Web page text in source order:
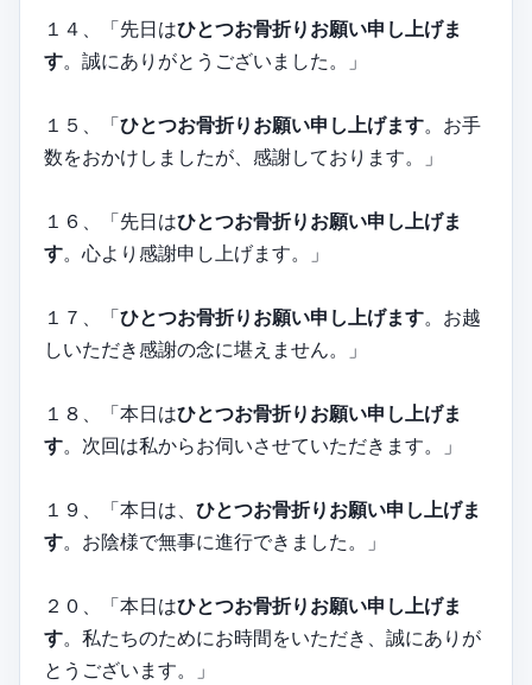
１４、「先日はひとつお骨折りお願い申し上げま
す。誠にありがとうございました。」
１５、「ひとつお骨折りお願い申し上げます。お手
数をおかけしましたが、感謝しております。」
１６、「先日はひとつお骨折りお願い申し上げま
す。心より感謝申し上げます。」
１７、「ひとつお骨折りお願い申し上げます。お越
しいただき感謝の念に堪えません。」
１８、「本日はひとつお骨折りお願い申し上げま
す。次回は私からお伺いさせていただきます。」
１９、「本日は、 ひとつお骨折りお願い申し上げま
す。お陰様で無事に進行できました。」
２０、「本日はひとつお骨折りお願い申し上げま
す。私たちのためにお時間をいただき、誠にありが
とうございます。」